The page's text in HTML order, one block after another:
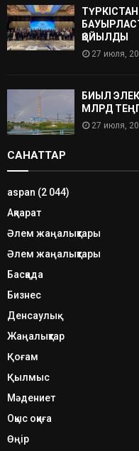
ҚОЙЫЛДЫ
27 июля,
БИЫЛ
МЛРД
27 июля,
САНАТТАР
aspan (2 044)
Ақпарат
Әлем жаңалықтары
Әлем жаңалықтары
Басқада
Бизнес
Денсаулық
Жаңалықтар
Қоғам
Қылмыс
Мәдениет
Оқыс оқиға
Өңір